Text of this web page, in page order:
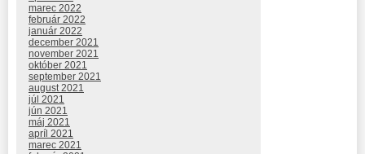
marec 2022
február 2022
január 2022
december 2021
november 2021
október 2021
september 2021
august 2021
júl 2021
jún 2021
máj 2021
apríl 2021
marec 2021